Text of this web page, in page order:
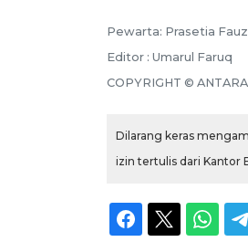
Pewarta: Prasetia
Editor : Umarul Faruq
COPYRIGHT ©
Dilarang keras
izin tertulis dari Kantor